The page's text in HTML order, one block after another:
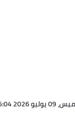
2026 06:04 م